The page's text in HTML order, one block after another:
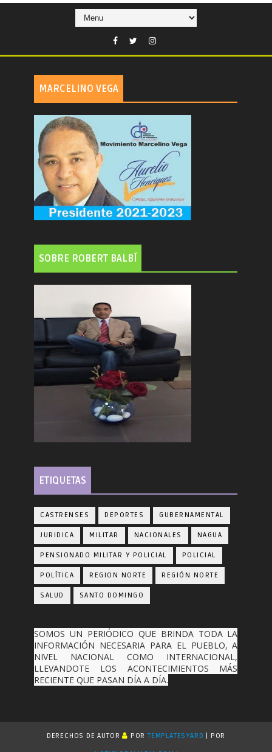
MARCELINO VEGA
SOBRE ROBERT BALBÍ
ETIQUETAS
CASTRENSES DEPORTES GUBERNAMENTAL
JURIDICA MILITAR NACIONALES NAGUA
PENSIONADO MILITAR Y POLICIAL POLICIAL
POLÍTICA REGION NORTE REGIÓN NORTE
SALUD SANTO DOMINGO
SOMOS UN PERIÓDICO QUE BRINDA TODA LA
INFORMACIÓN NECESARIA PARA EL PUEBLO, A
NIVEL NACIONAL COMO INTERNACIONAL,
LLEVANDOTE LOS ACONTECIMIENTOS MÁS
RECIENTE QUE PASAN DÍA A DÍA.
DERECHOS DE AUTOR PORTEMPLATESYARD | POR